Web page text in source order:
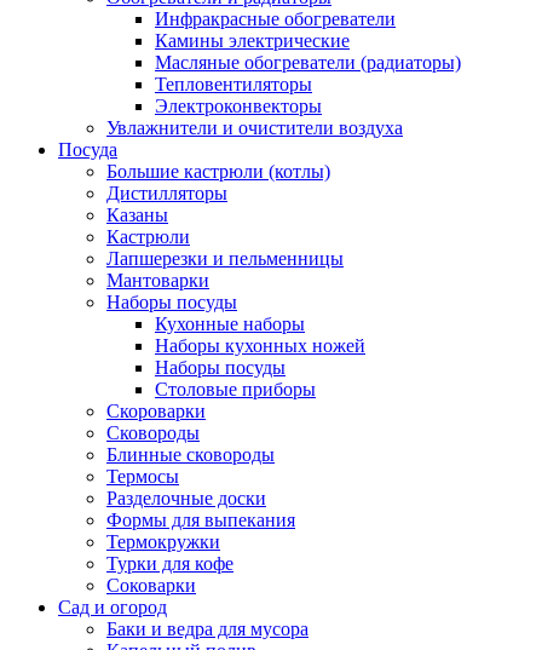
Инфракрасные обогреватели
Камины электрические
Масляные обогреватели (радиаторы)
Тепловентиляторы
Электроконвекторы
Увлажнители и очистители воздуха
Посуда
Большие кастрюли (котлы)
Дистилляторы
Казаны
Кастрюли
Лапшерезки и пельменницы
Мантоварки
Наборы посуды
Кухонные наборы
Наборы кухонных ножей
Наборы посуды
Столовые приборы
Скороварки
Сковороды
Блинные сковороды
Термосы
Разделочные доски
Формы для выпекания
Термокружки
Турки для кофе
Соковарки
Сад и огород
Баки и ведра для мусора